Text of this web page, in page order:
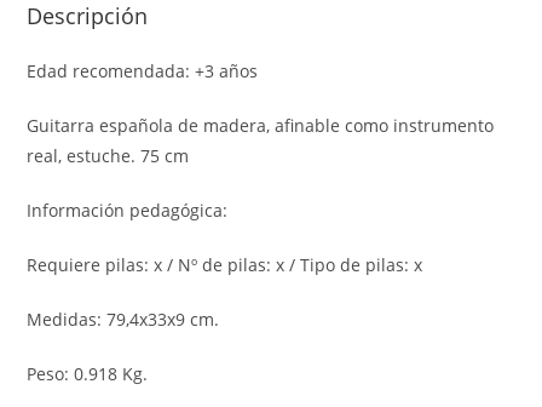
Descripción
Edad recomendada: +3 años
Guitarra española de madera, afinable como instrumento
real, estuche. 75 cm
Información pedagógica:
Requiere pilas: x / Nº de pilas: x / Tipo de pilas: x
Medidas: 79,4x33x9 cm.
Peso: 0.918 Kg.